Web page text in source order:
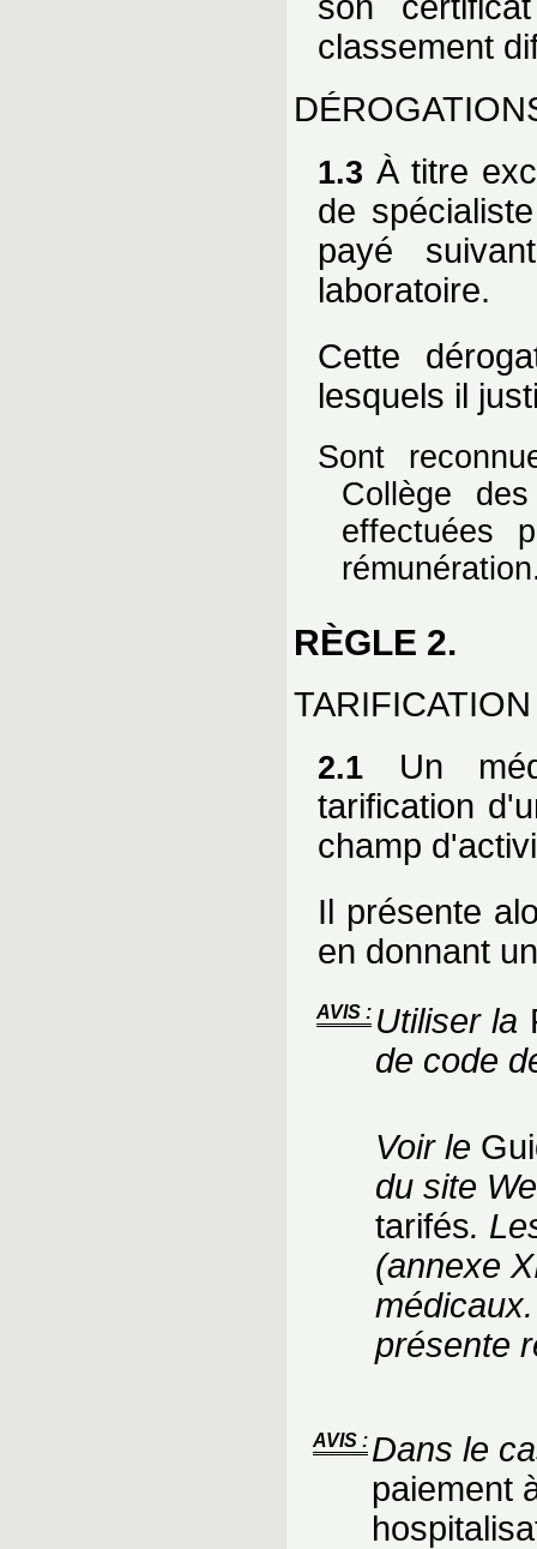
classement
1.3 À titre
de
payé
laboratoire.
Cette
lesquels il
Sont
Collège
effectuées
RÈGLE 2.
2.1 Un
tarification
champ
Il présente
en donnant
AVIS : Utiliser la
de code
Voir le
du site
tarifés.
(annexe
présente
AVIS : Dans le
paiement